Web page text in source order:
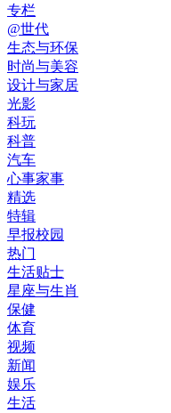
专栏
@世代
生态与环保
时尚与美容
设计与家居
光影
科玩
科普
汽车
心事家事
精选
特辑
早报校园
热门
生活贴士
星座与生肖
保健
体育
视频
新闻
娱乐
生活